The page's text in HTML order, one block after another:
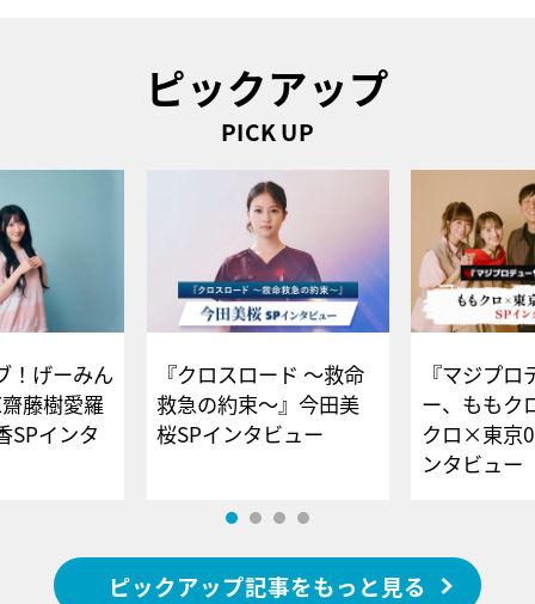
ピックアップ
PICK UP
！げーみん
藤樹愛羅
SPインタ
『クロスロード ～救命
救急の約束～』今田美
桜SPインタビュー
『マジプロ
ー、ももク
クロ×東京
ンタビュー
ピックアップ記事をもっと見る